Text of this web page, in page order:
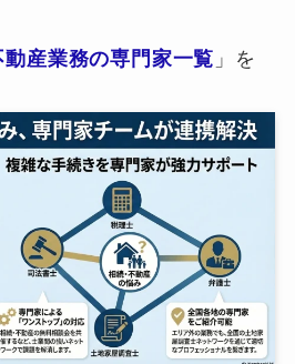
産業務の専門家一覧 」を